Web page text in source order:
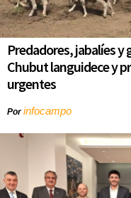
Predadores, jabalíes y
Chubut languidece y
urgentes
Porinfocampo